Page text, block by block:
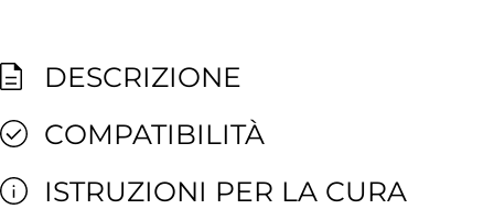
DESCRIZIONE
COMPATIBILITÀ
ISTRUZIONI PER LA CURA